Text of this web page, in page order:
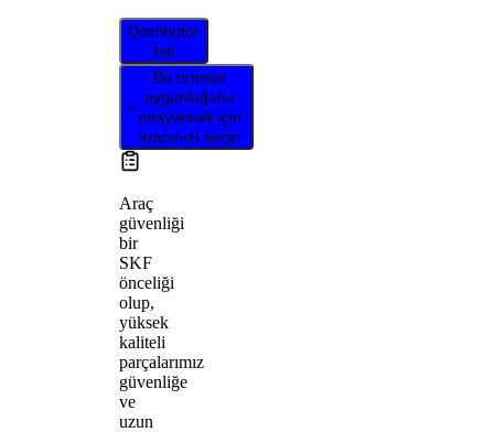
Distribütör
bul
Bu ürünün
uygunluğunu
onaylamak için
aracınızı seçin
Araç
güvenliği
bir
SKF
önceliği
olup,
yüksek
kaliteli
parçalarımız
güvenliğe
ve
uzun